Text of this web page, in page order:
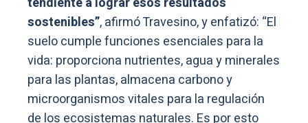
sostenibles”, afirmó Travesino, y enfatizó: “El
suelo cumple funciones esenciales para la
vida: proporciona nutrientes, agua y minerales
para las plantas, almacena carbono y
microorganismos vitales para la regulación
de los ecosistemas naturales. Es por esto